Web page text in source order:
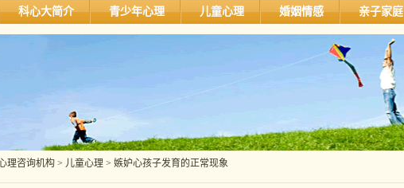
科心大简介 青少年心理 儿童心理 婚姻情感 亲子家庭
理咨询机构> 儿童心理> 嫉妒心孩子发育的正常现象